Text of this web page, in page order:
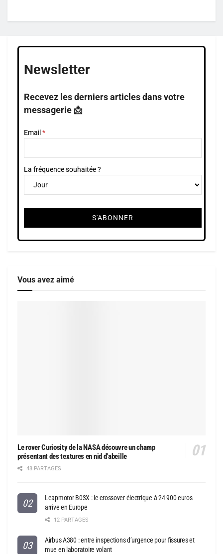
Newsletter
Recevez les derniers articles dans votre
messagerie 📩
Email
La fréquence souhaitée ?
Vous avez aimé
Le rover Curiosity de la NASA découvre un champ
présentant des textures en nid d’abeille
48 PARTAGES
Leapmotor B03X : le crossover électrique à 24 900 euros
arrive en Europe
12 PARTAGES
Airbus A380 : entre inspections d’urgence pour fissures et
mue en laboratoire volant